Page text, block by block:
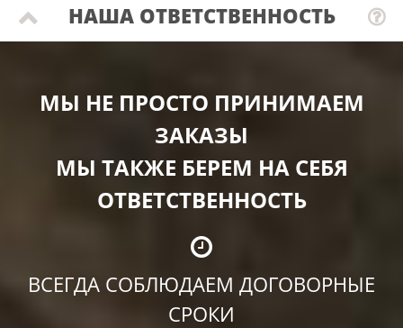
НАША ОТВЕТСТВЕННОСТЬ
МЫ НЕ ПРОСТО ПРИНИМАЕМ
ЗАКАЗЫ
МЫ ТАКЖЕ БЕРЕМ НА СЕБЯ
ОТВЕТСТВЕННОСТЬ
ВСЕГДА СОБЛЮДАЕМ ДОГОВОРНЫЕ
СРОКИ